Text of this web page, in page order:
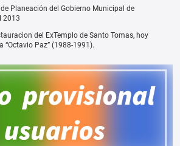
Planeación del Gobierno Municipal de
2013
del ExTemplo de Santo Tomas, hoy
“Octavio Paz” (1988-1991).